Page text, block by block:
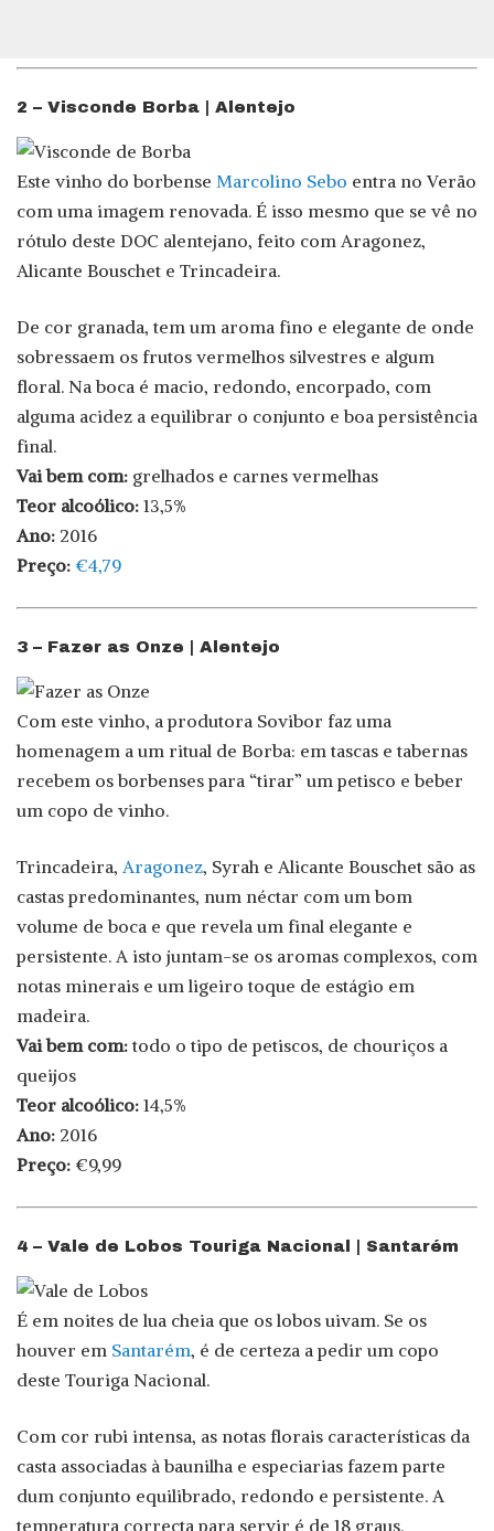
2 – Visconde Borba | Alentejo
Este vinho do borbense Marcolino Sebo entra no Verão
com uma imagem renovada. É isso mesmo que se vê no
rótulo deste DOC alentejano, feito com Aragonez,
Alicante Bouschet e Trincadeira.
De cor granada, tem um aroma fino e elegante de onde
sobressaem os frutos vermelhos silvestres e algum
floral. Na boca é macio, redondo, encorpado, com
alguma acidez a equilibrar o conjunto e boa persistência
final.
Vai bem com: grelhados e carnes vermelhas
Teor alcoólico: 13,5%
Ano: 2016
Preço: €4,79
3 – Fazer as Onze | Alentejo
Com este vinho, a produtora Sovibor faz uma
homenagem a um ritual de Borba: em tascas e tabernas
recebem os borbenses para “tirar” um petisco e beber
um copo de vinho.
Trincadeira, Aragonez, Syrah e Alicante Bouschet são as
castas predominantes, num néctar com um bom
volume de boca e que revela um final elegante e
persistente. A isto juntam-se os aromas complexos, com
notas minerais e um ligeiro toque de estágio em
madeira.
Vai bem com:todo o tipo de petiscos, de chouriços a
queijos
Teor alcoólico: 14,5%
Ano: 2016
Preço: €9,99
4 – Vale de Lobos Touriga Nacional | Santarém
É em noites de lua cheia que os lobos uivam. Se os
houver em Santarém, é de certeza a pedir um copo
deste Touriga Nacional.
Com cor rubi intensa, as notas florais características da
casta associadas à baunilha e especiarias fazem parte
dum conjunto equilibrado, redondo e persistente. A
temperatura correcta para servir é de 18 graus.